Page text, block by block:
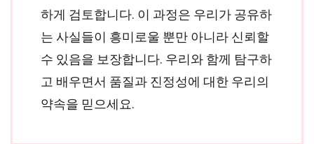
하게 검토합니다. 이 과정은 우리가 공유하
는 사실들이 흥미로울 뿐만 아니라 신뢰할
수 있음을 보장합니다. 우리와 함께 탐구하
고 배우면서 품질과 진정성에 대한 우리의
약속을 믿으세요.